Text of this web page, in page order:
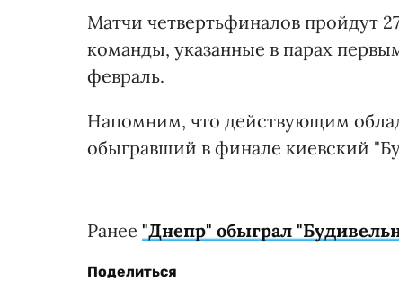
Матчи четвертьфиналов пройдут
команды, указанные в парах
февраль.
Напомним, что действующим
обыгравший в финале киевский
Ранее "Днепр" обыграл
Поделиться